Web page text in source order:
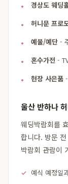
경상도 웨딩
허니문 프로
예물/예단 -
혼수가전 -
현장 사은품
울산 반하나
웨딩박람회를
합니다. 방문
박람회 관람이
예식 예정일